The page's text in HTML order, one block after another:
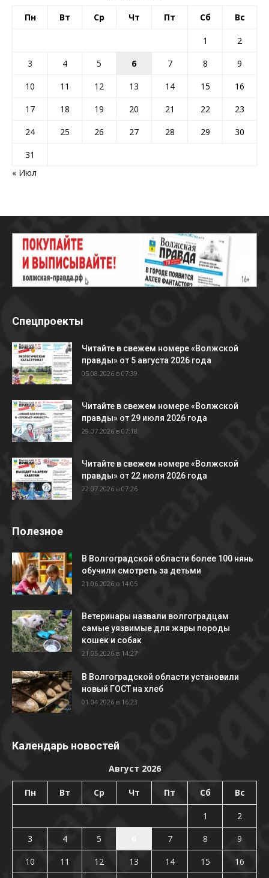
Пн Вт Ср Чт Пт Сб Вс
1
2
3
4 5 6 7 8
9
10
11 12 13 14 15
16
17
18 19 20 21 22
23
24
25 26 27 28 29
30
31
« Июл
Спецпроекты
Читайте в свежем номере «Волжской
правды» от 5 августа 2026 года
05.08.2026 в 07:39
Читайте в свежем номере «Волжской
правды» от 29 июля 2026 года
29.07.2026 в 07:18
Читайте в свежем номере «Волжской
правды» от 22 июля 2026 года
22.07.2026 в 07:26
Полезное
В Волгоградской области более 100 нянь
обучили смотреть за детьми
21.06.2026 в 14:05
Ветеринары назвали волгоградцам
самые уязвимые для жары породы
кошек и собак
21.05.2026 в 14:27
В Волгоградской области установили
новый ГОСТ на хлеб
01.04.2026 в 16:23
Календарь новостей
Август 2026
Пн Вт Ср Чт Пт Сб Вс
1
2
3
4 5 7 8
9
10
11 12 13 14 15
16